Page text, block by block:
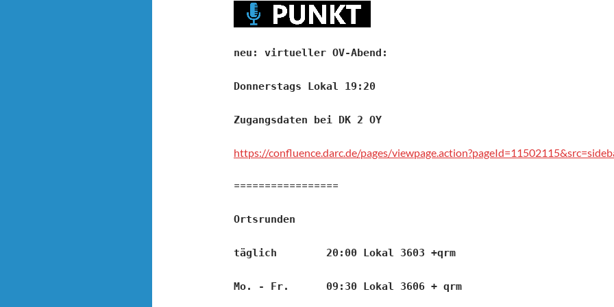
neu: virtueller OV-Abend:
Donnerstags Lokal 19:20
Zugangsdaten bei DK 2 OY
https://confluence.darc.de/pages/
=================
Ortsrunden
täglich 20:00 Lokal 3603 +qrm
Mo. - Fr. 09:30 Lokal 3606 + qrm